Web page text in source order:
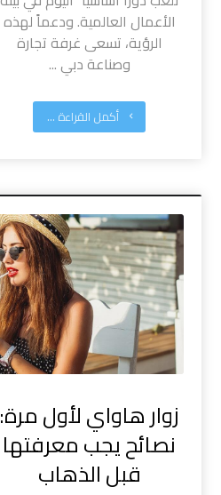
الأعمال العالمية. ودعماً لهذه
الرؤية، تسعى غرفة تجارة
وصناعة دبي ...
أكمل القراءة ...
زوار هاواي لأول مرة:
نصائح يجب معرفتها
قبل الذهاب